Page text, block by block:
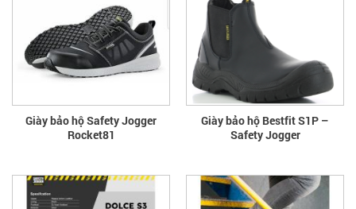
Giày bảo hộ Safety Jogger
Rocket81
Giày bảo hộ Bestfit S1P –
Safety Jogger